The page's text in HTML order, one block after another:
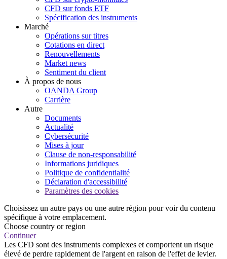
CFD sur fonds ETF
Spécification des instruments
Marché
Opérations sur titres
Cotations en direct
Renouvellements
Market news
Sentiment du client
À propos de nous
OANDA Group
Carrière
Autre
Documents
Actualité
Cybersécurité
Mises à jour
Clause de non-responsabilité
Informations juridiques
Politique de confidentialité
Déclaration d'accessibilité
Paramètres des cookies
Choisissez un autre pays ou une autre région pour voir du contenu
spécifique à votre emplacement.
Choose country or region
Continuer
Les CFD sont des instruments complexes et comportent un risque
élevé de perdre rapidement de l'argent en raison de l'effet de levier.